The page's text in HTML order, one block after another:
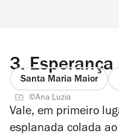
3. Esperança
Santa Maria Maior
©Ana Luzia
Vale, em primeiro
esplanada colada